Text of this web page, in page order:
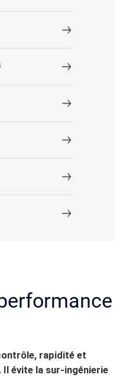
rapidité et
Il évite la sur-ingénierie